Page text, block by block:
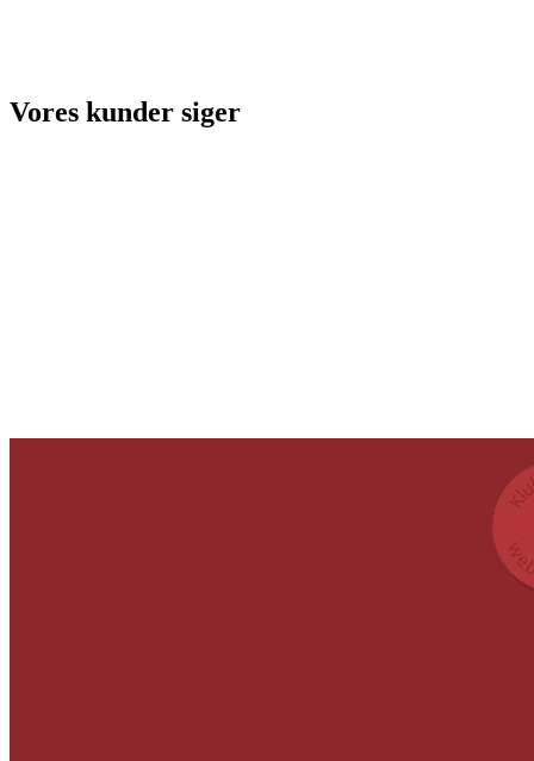
Vores kunder siger